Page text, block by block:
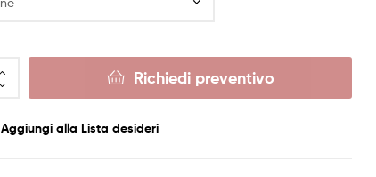
Richiedi preventivo
Aggiungi alla Lista desideri